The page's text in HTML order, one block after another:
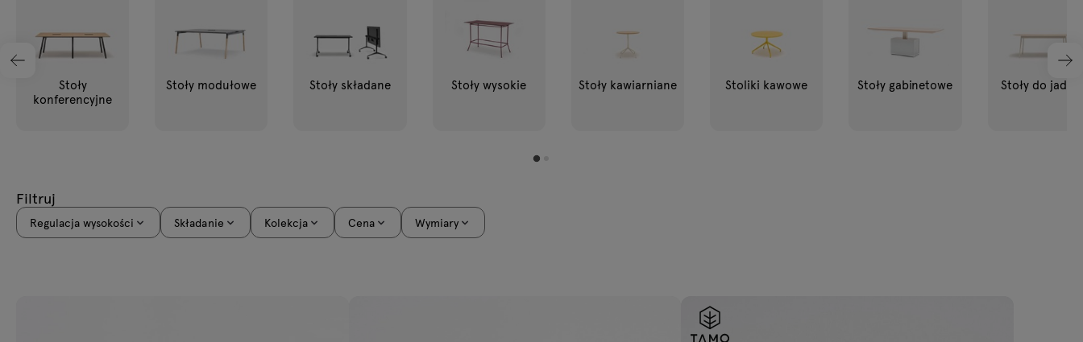
Lampy
Tamo
Filtruj
Regulacja wysokości Składanie Kolekcja Cena Wymiary
Stoły
konferencyjne
Stoły modułowe Stoły składane Stoły wysokie Stoły kawiarniane Stoliki kawowe Stoły gabinetowe Stoły do